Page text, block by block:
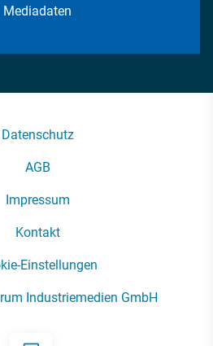
Mediadaten
Datenschutz
AGB
Impressum
Kontakt
Einstellungen
Industriemedien GmbH